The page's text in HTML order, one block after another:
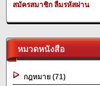
สมัครสมาชิก ลืมรหัสผ่าน
หมวดหนังสือ
กฎหมาย (71)